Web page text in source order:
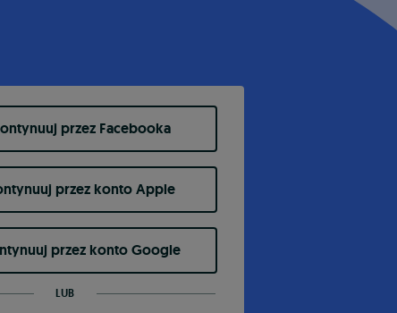
przez Facebooka
przez konto Apple
przez konto Google
LUB